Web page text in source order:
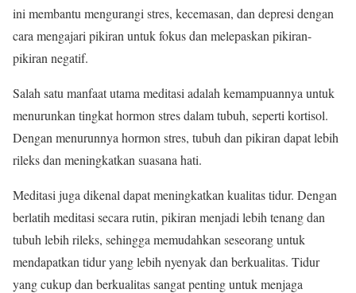
ini membantu mengurangi stres, kecemasan, dan depresi dengan
cara mengajari pikiran untuk fokus dan melepaskan pikiran-
pikiran negatif.
Salah satu manfaat utama meditasi adalah kemampuannya untuk
menurunkan tingkat hormon stres dalam tubuh, seperti kortisol.
Dengan menurunnya hormon stres, tubuh dan pikiran dapat lebih
rileks dan meningkatkan suasana hati.
Meditasi juga dikenal dapat meningkatkan kualitas tidur. Dengan
berlatih meditasi secara rutin, pikiran menjadi lebih tenang dan
tubuh lebih rileks, sehingga memudahkan seseorang untuk
mendapatkan tidur yang lebih nyenyak dan berkualitas. Tidur
yang cukup dan berkualitas sangat penting untuk menjaga